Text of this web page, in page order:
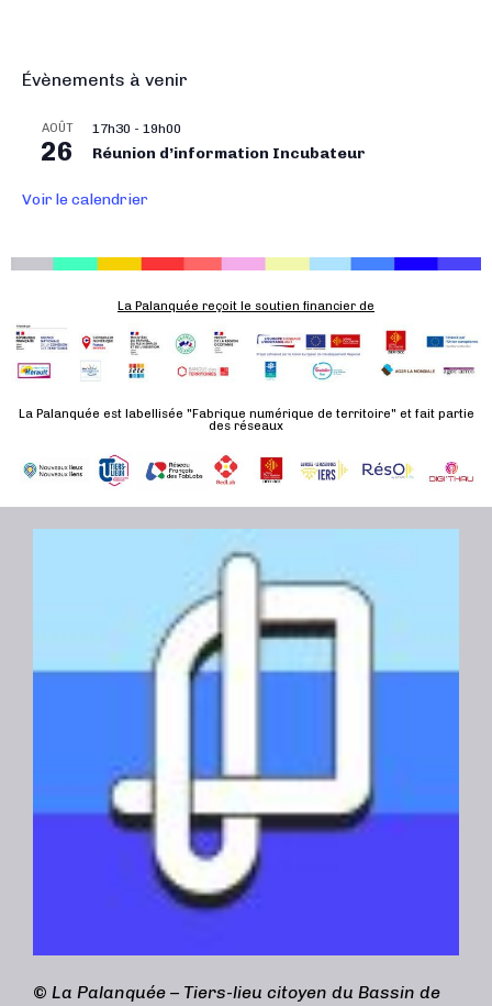
a
n
v
e
m
n
Évènements à venir
AOÛT
26
17h30 - 19h00
Réunion d’information Incubateur
Voir le calendrier
La Palanquée reçoit le soutien financier de
La Palanquée est labellisée "Fabrique numérique de territoire" et fait partie
des réseaux
© La Palanquée – Tiers-lieu citoyen du Bassin de